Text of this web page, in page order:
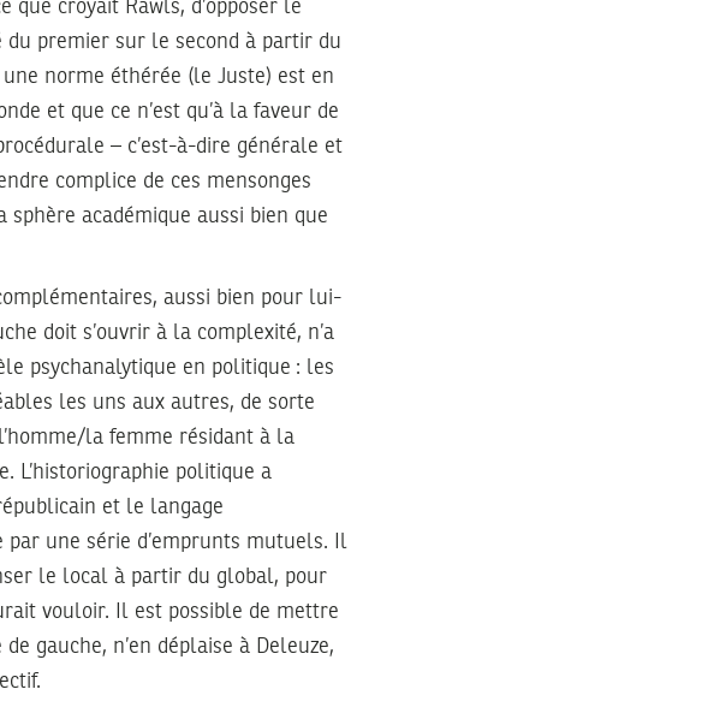
que croyait Rawls, d’opposer le
premier sur le second à partir du
norme éthérée (le Juste) est en
et que ce n’est qu’à la faveur de
– c’est-à-dire générale et
complice de ces mensonges
académique aussi bien que
aussi bien pour lui-
doit s’ouvrir à la complexité, n’a
psychanalytique en politique : les
les uns aux autres, de sorte
la femme résidant à la
L’historiographie politique a
et le langage
une série d’emprunts mutuels. Il
le local à partir du global, pour
vouloir. Il est possible de mettre
gauche, n’en déplaise à Deleuze,